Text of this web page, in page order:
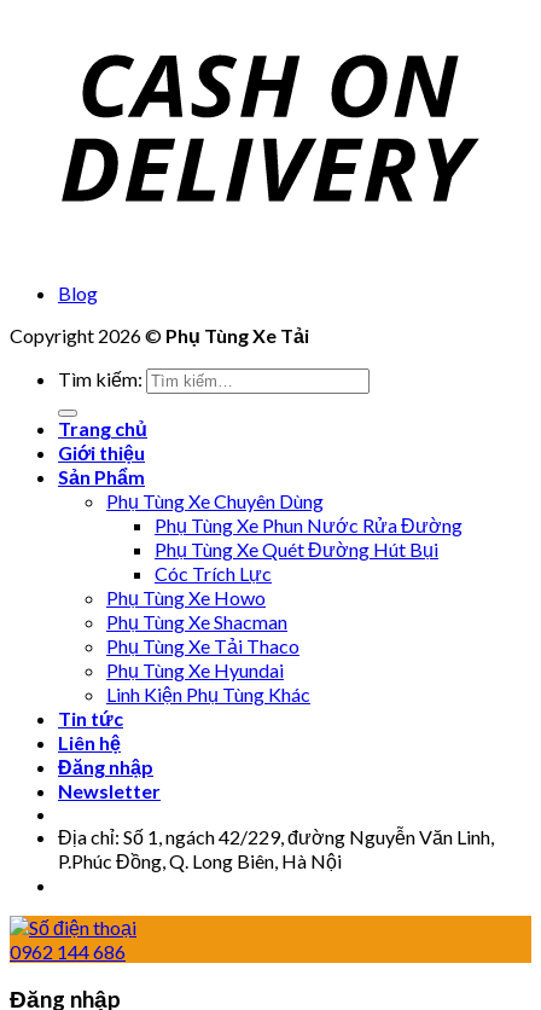
Blog
Copyright 2026 © Phụ Tùng Xe Tải
Tìm kiếm:
Trang chủ
Giới thiệu
Sản Phẩm
Phụ Tùng Xe Chuyên Dùng
Phụ Tùng Xe Phun Nước Rửa Đường
Phụ Tùng Xe Quét Đường Hút Bụi
Cóc Trích Lực
Phụ Tùng Xe Howo
Phụ Tùng Xe Shacman
Phụ Tùng Xe Tải Thaco
Phụ Tùng Xe Hyundai
Linh Kiện Phụ Tùng Khác
Tin tức
Liên hệ
Đăng nhập
Newsletter
Địa chỉ: Số 1, ngách 42/229, đường Nguyễn Văn Linh,
P.Phúc Đồng, Q. Long Biên, Hà Nội
0962 144 686
Đăng nhập